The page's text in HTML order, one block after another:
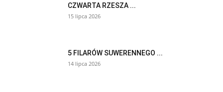
CZWARTA RZESZA ...
15 lipca 2026
5 FILARÓW SUWERENNEGO ...
14 lipca 2026